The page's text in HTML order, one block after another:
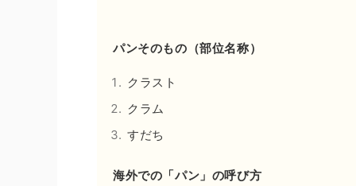
パンそのもの（部位名称）
クラスト
クラム
すだち
海外での「パン」の呼び方